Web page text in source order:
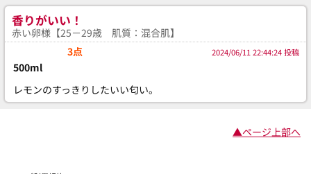
香りがいい！
赤い卵様【25－29歳 肌質：混合肌】
3点
2024/06/11 22:44:24 投稿
500ml
レモンのすっきりしたいい匂い。
▲ページ上部へ